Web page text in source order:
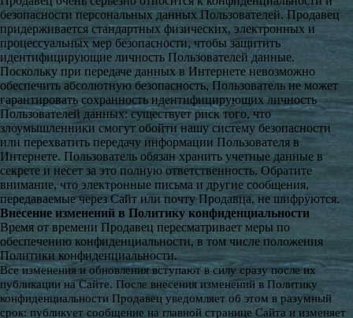
безопасности персональных данных Пользователей. Продавец
придерживается стандартных физических, электронных и
процессуальных мер безопасности, чтобы защитить
идентифицирующие личность Пользователей данные.
Поскольку при передаче данных в Интернете невозможно
обеспечить абсолютную безопасность, Пользователь не может
гарантировать сохранность идентифицирующих личность
Пользователей данных: существует риск того, что
злоумышленники смогут обойти нашу систему безопасности
или перехватить передачу информации Пользователя в
Интернете. Пользователь обязан хранить учетные данные в
секрете и несет за это полную ответственность. Обратите
внимание, что электронные письма и другие сообщения,
передаваемые через Сайт или почту Продавца, не шифруются.
Внесение изменений в Политику конфиденциальности
Время от времени Продавец пересматривает меры по
обеспечению конфиденциальности, в том числе положения
Политики конфиденциальности.
Все изменения и обновления вступают в силу сразу после их
публикации на Сайте. После внесения изменений в Политику
конфиденциальности Продавец уведомляет об этом в разумный
срок: публикует сообщение на главной странице Сайта и изменяет